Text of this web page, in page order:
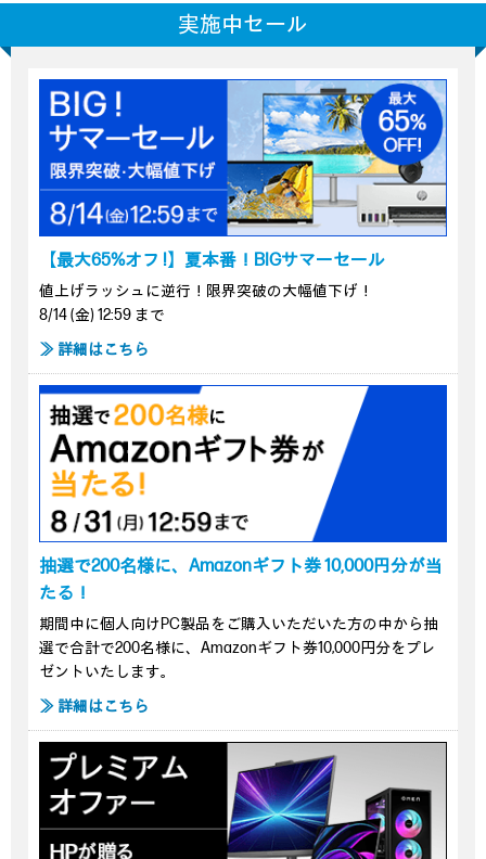
実施中セール
【最大65%オフ !】夏本番！BIGサマーセール
値上げラッシュに逆行！限界突破の大幅値下げ！
8/14 (金) 12:59 まで
≫ 詳細はこちら
抽選で200名様に、Amazonギフト券 10,000円分が当
たる！
期間中に個人向けPC製品をご購入いただいた方の中から抽
選で合計で200名様に、Amazonギフト券10,000円分をプレ
ゼントいたします。
≫ 詳細はこちら